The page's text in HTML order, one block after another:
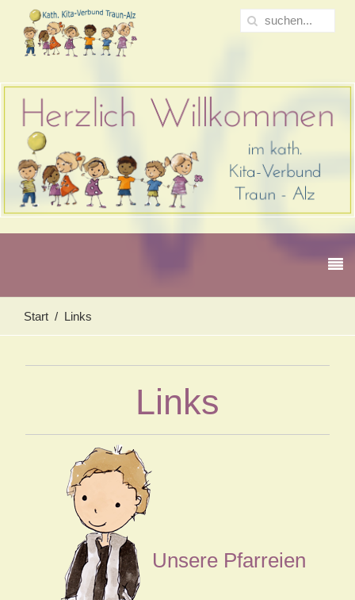
Start Links
Links
Unsere Pfarreien